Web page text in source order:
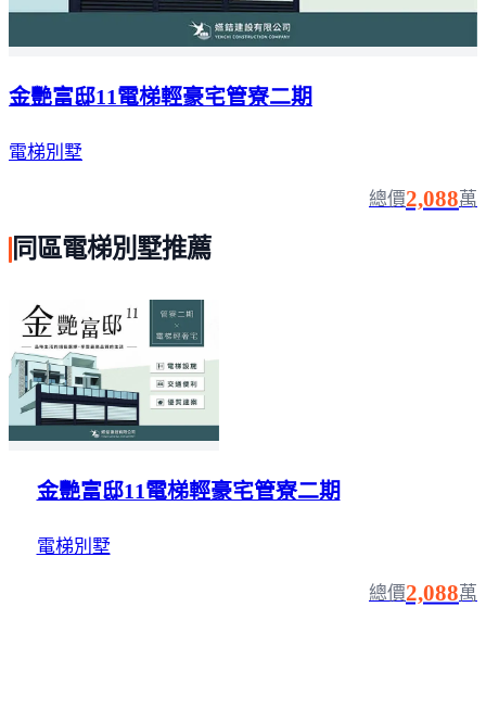
金艷富邸11電梯輕豪宅管寮二期
電梯別墅
總價2,088萬
同區電梯別墅推薦
金艷富邸11電梯輕豪宅管寮二期
電梯別墅
總價2,088萬